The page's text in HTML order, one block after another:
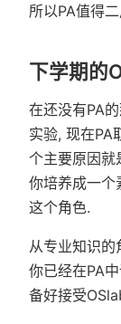
所以PA值得
下学期的
在还没有PA
实验, 现在PA
个主要原因就
你培养成一个
这个角色.
从专业知识
你已经在PA
备好接受